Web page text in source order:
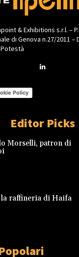
& Exhibitions s.r.l. –
di Genova n.27/2011 –
Policy
Editor Picks
Morselli, patron di
raffineria di Haifa